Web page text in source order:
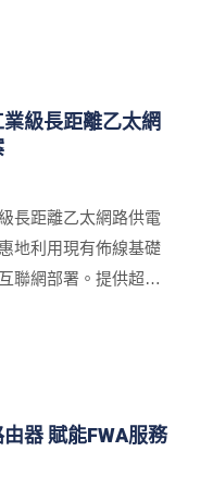
車接近工地時提前通
級長距離乙太網
長距離乙太網路供電
地利用現有佈線基礎
聯網部署。提供超過
力傳送到僅有雙絞線
比監控攝影機至網路
提供可靠的點對多點
伸解決方案，達到易
器 賦能FWA服務